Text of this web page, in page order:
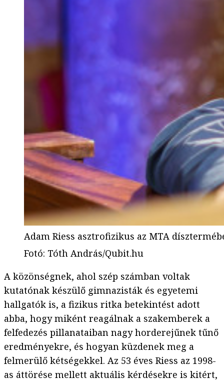
Adam Riess asztrofizikus az MTA
Fotó: Tóth András/Qubit.hu
A közönségnek, ahol szép számban voltak
kutatónak készülő gimnazisták és egyetemi
hallgatók is, a fizikus ritka betekintést adott
abba, hogy miként reagálnak a szakemberek a
felfedezés pillanataiban nagy horderejűnek tűnő
eredményekre, és hogyan küzdenek meg a
felmerülő kétségekkel. Az 53 éves Riess az 1998-
as áttörése mellett aktuális kérdésekre is kitért,